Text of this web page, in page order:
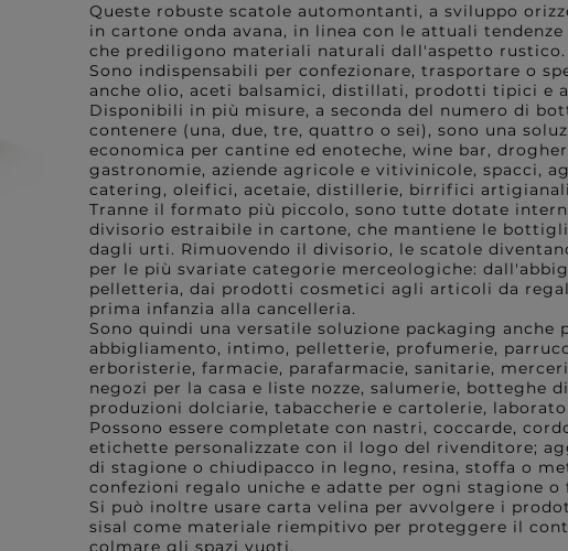
Queste robuste scatole automontanti, a sviluppo
in cartone onda avana, in linea con le attuali
che prediligono materiali naturali dall'aspetto rustico.
Sono indispensabili per confezionare, trasportare o
anche olio, aceti balsamici, distillati, prodotti tipici e
Disponibili in più misure, a seconda del numero di
contenere (una, due, tre, quattro o sei), sono una
economica per cantine ed enoteche, wine bar,
gastronomie, aziende agricole e vitivinicole, spacci,
catering, oleifici, acetaie, distillerie, birrifici
Tranne il formato più piccolo, sono tutte dotate
divisorio estraibile in cartone, che mantiene le
dagli urti. Rimuovendo il divisorio, le scatole
per le più svariate categorie merceologiche:
pelletteria, dai prodotti cosmetici agli articoli da
prima infanzia alla cancelleria.
Sono quindi una versatile soluzione packaging anche
abbigliamento, intimo, pelletterie, profumerie,
erboristerie, farmacie, parafarmacie, sanitarie,
negozi per la casa e liste nozze, salumerie, botteghe
produzioni dolciarie, tabaccherie e cartolerie,
Possono essere completate con nastri, coccarde,
etichette personalizzate con il logo del rivenditore;
di stagione o chiudipacco in legno, resina, stoffa o
confezioni regalo uniche e adatte per ogni stagione o
Si può inoltre usare carta velina per avvolgere i
sisal come materiale riempitivo per proteggere il
colmare gli spazi vuoti.